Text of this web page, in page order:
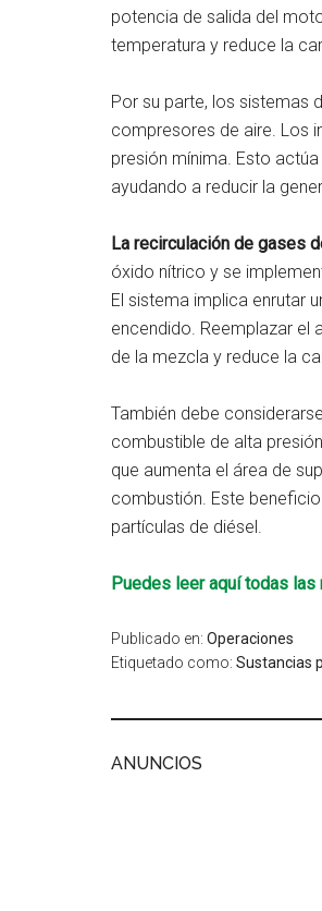
potencia de salida del
temperatura y reduce la
Por su parte, los sistemas
compresores de aire. Los
presión mínima. Esto
ayudando a reducir la
La recirculación de gases
óxido nítrico y se
El sistema implica enrutar
encendido. Reemplazar
de la mezcla y reduce la
También debe considerarse
combustible de alta
que aumenta el área de
combustión. Este
partículas de diésel.
Puedes leer aquí todas las
Publicado en: Operaciones
Etiquetado como: Sustancias
ANUNCIOS